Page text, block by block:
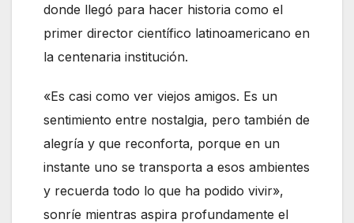
donde llegó para hacer historia como el
primer director científico latinoamericano en
la centenaria institución.
«Es casi como ver viejos amigos. Es un
sentimiento entre nostalgia, pero también de
alegría y que reconforta, porque en un
instante uno se transporta a esos ambientes
y recuerda todo lo que ha podido vivir»,
sonríe mientras aspira profundamente el